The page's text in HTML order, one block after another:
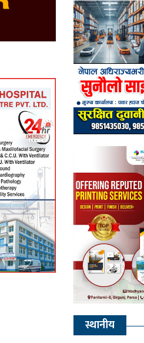
स्थानीय